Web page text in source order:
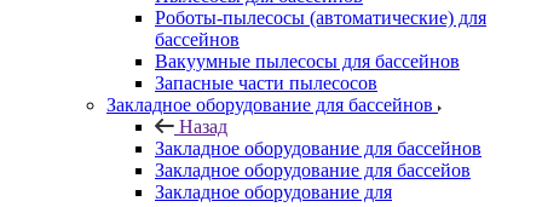
Роботы-пылесосы (автоматические) для
бассейнов
Вакуумные пылесосы для бассейнов
Запасные части пылесосов
Закладное оборудование для бассейнов
Назад
Закладное оборудование для бассейнов
Закладное оборудование для бассейов
Закладное оборудование для